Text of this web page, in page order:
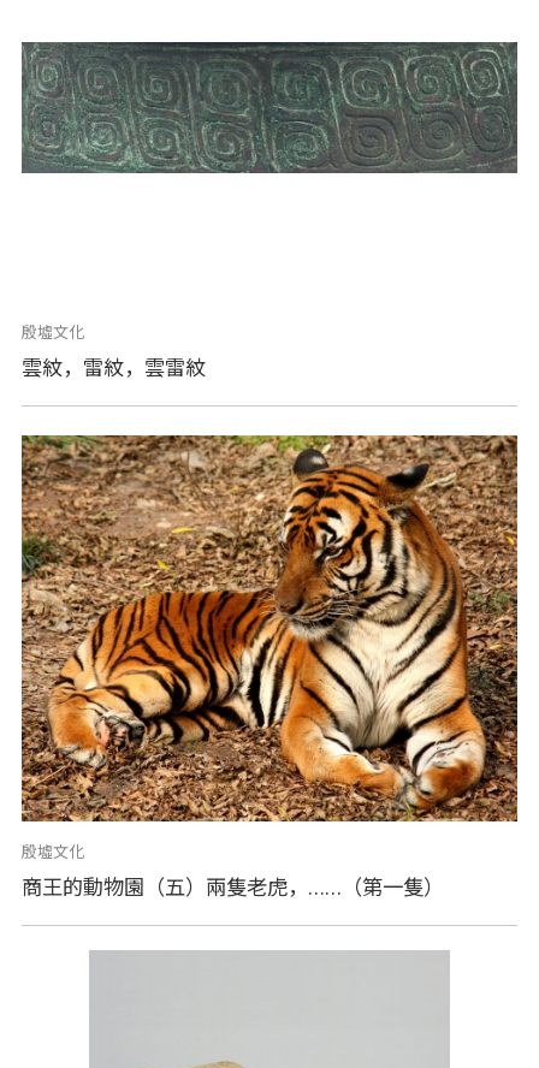
殷墟文化
雲紋，雷紋，雲雷紋
殷墟文化
商王的動物園（五）兩隻老虎，……（第一隻）